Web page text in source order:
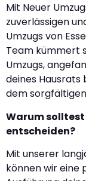
Mit Neuer
zuverlässigen
Umzugs von
Team kümmert
Umzugs,
deines Hausrats
dem
Warum solltest
entscheiden?
Mit unserer
können wir eine